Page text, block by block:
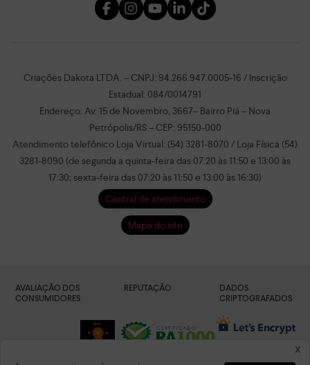
x
Criações Dakota LTDA. – CNPJ: 94.266.947.0005-16 / Inscrição
Estadual: 084/0014791
Endereço: Av. 15 de Novembro, 3667– Bairro Piá – Nova
Petrópolis/RS – CEP: 95150-000
Atendimento telefônico Loja Virtual: (54) 3281-8070 / Loja Física (54)
3281-8090 (de segunda a quinta-feira das 07:20 às 11:50 e 13:00 às
17:30; sexta-feira das 07:20 às 11:50 e 13:00 às 16:30)
Central de atendimento
Mapa do site
AVALIAÇÃO DOS
CONSUMIDORES
REPUTAÇÃO
DADOS
CRIPTOGRAFADOS